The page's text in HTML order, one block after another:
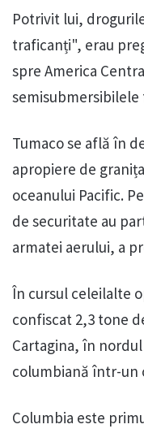
Potrivit lui,
traficanți", erau
spre America
Tumaco se află în
apropiere de
oceanului Pacific.
de securitate au
armatei aerului, a
În cursul celeilalte
confiscat 2,3 tone
Cartagina, în
columbiană într-un
Columbia este